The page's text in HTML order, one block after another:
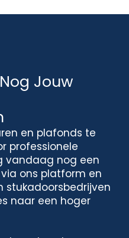
Jouw
en plafonds te
professionele
vandaag nog een
ons platform en
stukadoorsbedrijven
naar een hoger